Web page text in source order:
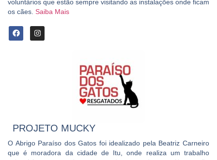
voluntários que estão sempre visitando as instalações onde ficam
os cães. Saiba Mais
PROJETO MUCKY
O Abrigo Paraíso dos Gatos foi idealizado pela Beatriz Carneiro
que é moradora da cidade de Itu, onde realiza um trabalho